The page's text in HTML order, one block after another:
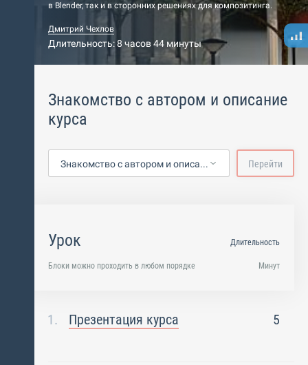
в Blender, так и в сторонних решениях для композитинга.
Дмитрий Чехлов
Длительность: 8 часов 44 минуты
Знакомство с автором и описание
курса
Знакомство с автором и описание курса Перейти
Урок
Блоки можно проходить в любом порядке
Длительность
Минут
Презентация курса 5